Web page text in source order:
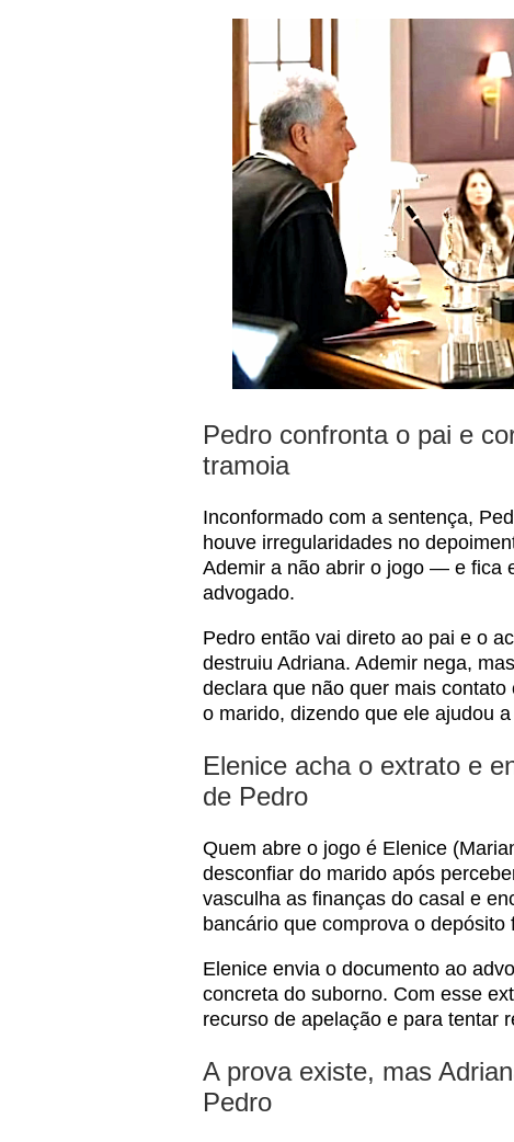
Pedro confronta o pai e
tramoia
Inconformado com a sentença,
houve irregularidades no
Ademir a não abrir o jogo — e fica
advogado.
Pedro então vai direto ao pai e o
destruiu Adriana. Ademir nega,
declara que não quer mais
o marido, dizendo que ele ajudou
Elenice acha o extrato e
de Pedro
Quem abre o jogo é Elenice
desconfiar do marido após
vasculha as finanças do casal e
bancário que comprova o
Elenice envia o documento ao
concreta do suborno. Com esse
recurso de apelação e para tentar
A prova existe, mas
Pedro